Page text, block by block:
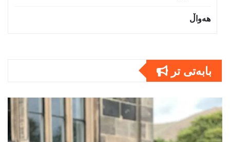
هەواڵ
بابەتى تر